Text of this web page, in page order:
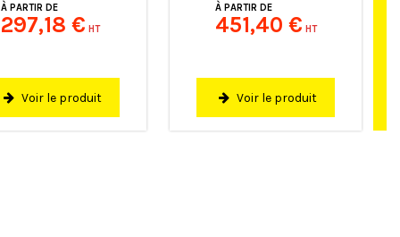
À PARTIR DE
297,18 € HT
Voir le produit
À PARTIR DE
451,40 € HT
Voir le produit